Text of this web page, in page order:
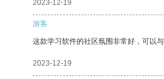
2023-12-19
游客
这款学习软件的社区氛围非常好，可以
2023-12-19